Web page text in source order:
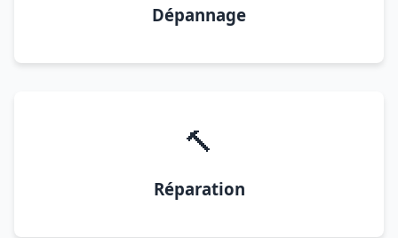
Dépannage
🔨
Réparation